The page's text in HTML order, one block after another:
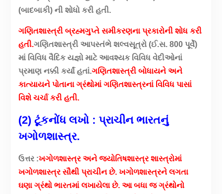
(બાદબાકી) ની શોધો કરી હતી.
ગણિતશાસ્ત્રી બ્રહ્મગુપ્તે સમીકરણના પ્રકારોની શોધ કરી
હતી.ગણિતશાસ્ત્રી આપસ્તંભે શલ્વસૂત્રો (ઈ.સ. 800 પૂર્વે)
માં વિવિધ વૈદિક યજ્ઞો માટે આવશ્યક વિવિધ વેદીઓનાં
પ્રમાણ નક્કી કર્યાં હતાં.ગણિતશાસ્ત્રી બોધાયને અને
કાત્યાયને પોતાના ગ્રંથોમાં ગણિતશાસ્ત્રનાં વિવિધ પાસાં
વિશે ચર્ચા કરી હતી.
(2) ટૂંકનોંધ લખો : પ્રાચીન ભારતનું
ખગોળશાસ્ત્ર.
ઉત્તર :ખગોળશાસ્ત્ર અને જ્યોતિષશાસ્ત્ર શાસ્ત્રોમાં
ખગોળશાસ્ત્ર સૌથી પ્રાચીન છે. ખગોળશાસ્ત્રને લગતા
ઘણા ગ્રંથો ભારતમાં લખાયેલા છે. આ બધા જ ગ્રંથોનો